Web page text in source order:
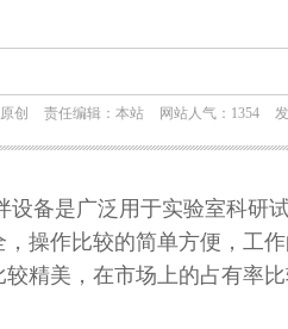
创 责任编辑：本站 网站人气：1354
设备是广泛用于实验室科研
操作比较的简单方便，工
精美，在市场上的占有率